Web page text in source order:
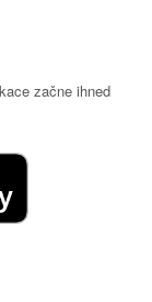
začne ihned